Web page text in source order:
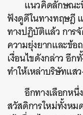
แนวคิดลักษณะ
ฟังดูดีในทางทฤษฎี
ทางปฏิบัติแล้ว การ
ความยุ่งยากและข้อ
เงื่อนไขดังกล่าว อี
ทำให้เหล่าบริษัทแส
อีกทางเลือกห
สวัสดิการใหม่ทั้งห